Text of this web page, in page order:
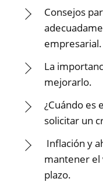
Consejos
empresarial.
La
mejorarlo.
¿Cuándo es
solicitar un
Inflación y
mantener el
plazo.